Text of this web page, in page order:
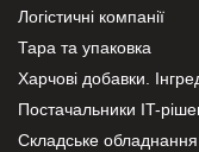
Логістичні компанії
Тара та упаковка
Харчові добавки.
Постачальники IT-
Складське обладнання